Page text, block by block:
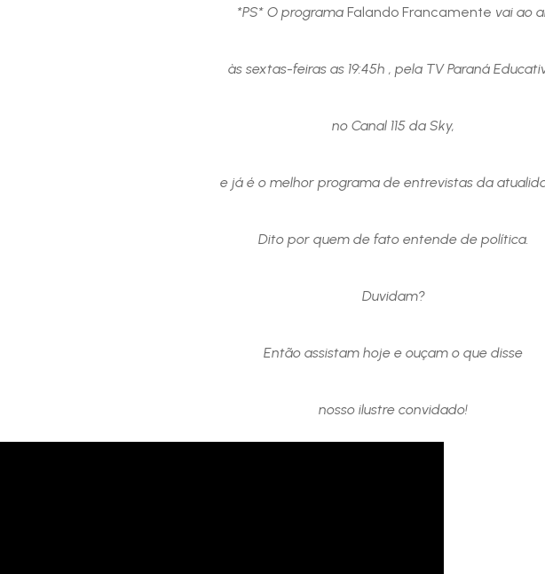
*PS* O programa Falando Francamente vai ao
às sextas-feiras as 19:45h , pela TV Paraná
no Canal 115 da Sky,
e já é o melhor programa de entrevistas da
Dito por quem de fato entende de política.
Duvidam?
Então assistam hoje e ouçam o que disse
nosso ilustre convidado!